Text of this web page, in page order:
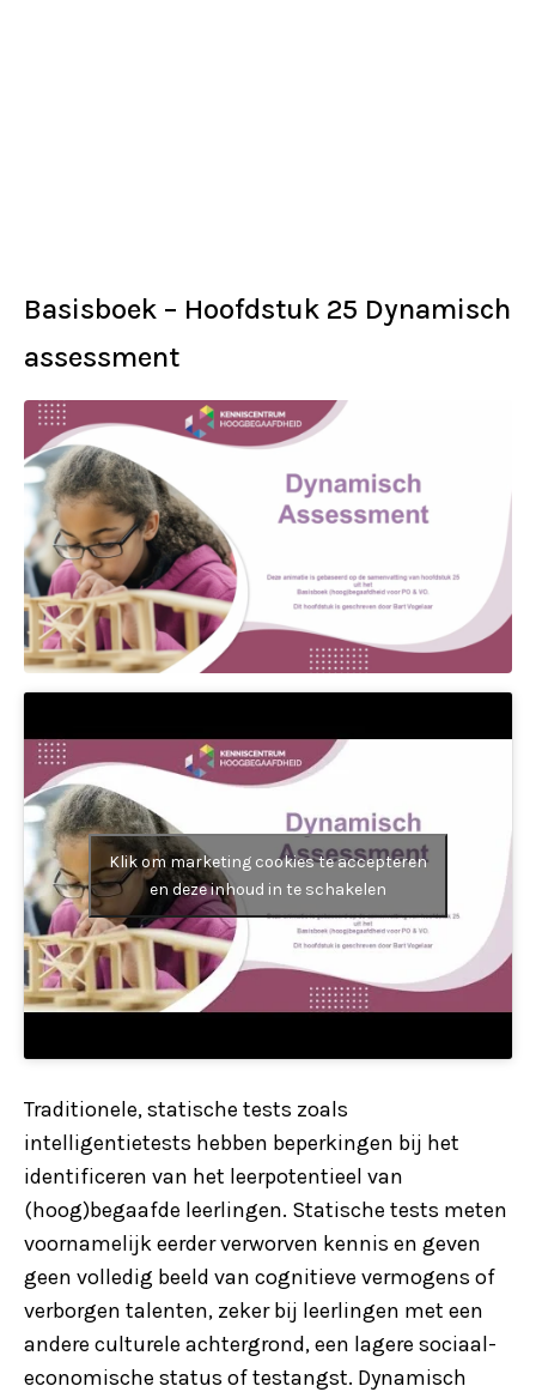
Basisboek – Hoofdstuk 25 Dynamisch
assessment
Klik om marketing cookies te accepteren
en deze inhoud in te schakelen
Traditionele, statische tests zoals
intelligentietests hebben beperkingen bij het
identificeren van het leerpotentieel van
(hoog)begaafde leerlingen. Statische tests meten
voornamelijk eerder verworven kennis en geven
geen volledig beeld van cognitieve vermogens of
verborgen talenten, zeker bij leerlingen met een
andere culturele achtergrond, een lagere sociaal-
economische status of testangst. Dynamisch